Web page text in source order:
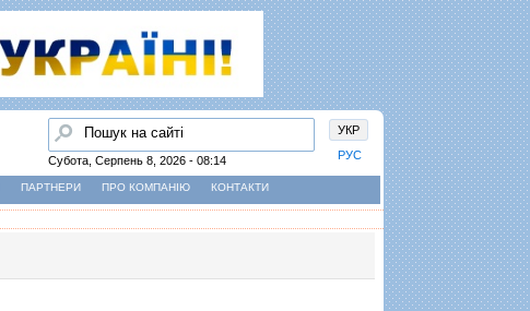
УКР
РУС
Пошук
Субота, Серпень 8, 2026 - 08:14
ПАРТНЕРИ ПРО КОМПАНІЮ КОНТАКТИ